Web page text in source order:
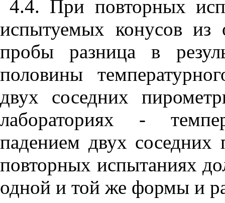
4.4. При повторных
испытуемых конусов
пробы разница в
половины
двух соседних
лабораториях -
падением двух соседних
повторных испытаниях
одной и той же формы и